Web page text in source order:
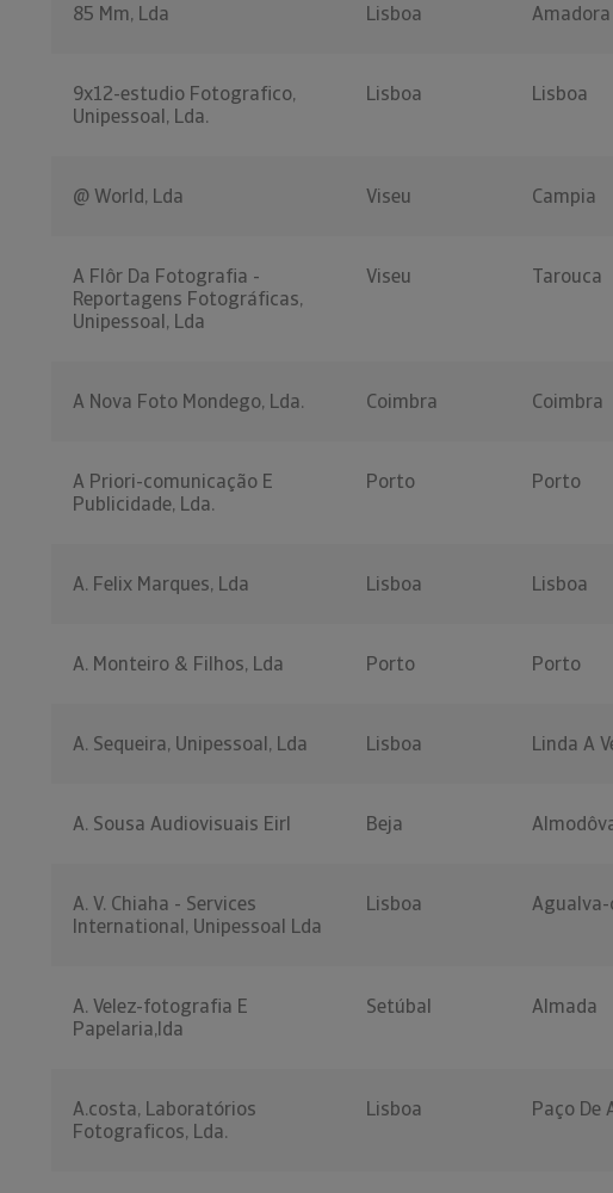
85 Mm, Lda Lisboa Amadora
9x12-estudio Fotografico,
Unipessoal, Lda.
Lisboa Lisboa
@ World, Lda Viseu Campia
A Flôr Da Fotografia -
Reportagens Fotográficas,
Unipessoal, Lda
Viseu Tarouca
A Nova Foto Mondego, Lda. Coimbra Coimbra
A Priori-comunicação E
Publicidade, Lda.
Porto Porto
A. Felix Marques, Lda Lisboa Lisboa
A. Monteiro & Filhos, Lda Porto Porto
A. Sequeira, Unipessoal, Lda Lisboa Linda A
A. Sousa Audiovisuais Eirl Beja
A. V. Chiaha - Services
International, Unipessoal Lda
Lisboa Agualva-
A. Velez-fotografia E
Papelaria,lda
Setúbal Almada
A.costa, Laboratórios
Fotograficos, Lda.
Lisboa Paço De